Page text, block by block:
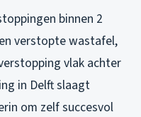
binnen 2
verstopte wastafel,
vlak achter
in Delft slaagt
om zelf succesvol